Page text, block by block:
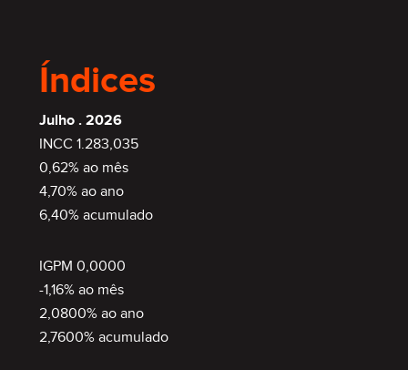
Índices
Julho . 2026
INCC 1.283,035
0,62% ao mês
4,70% ao ano
6,40% acumulado
IGPM 0,0000
-1,16% ao mês
2,0800% ao ano
2,7600% acumulado